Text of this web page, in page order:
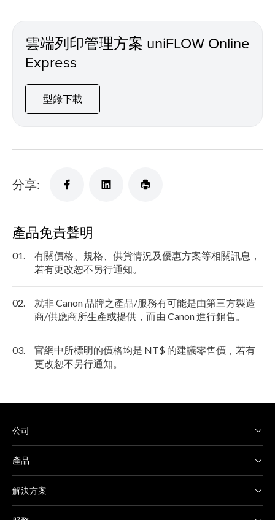
雲端列印管理方案 uniFLOW Online
Express
型錄下載
分享:
產品免責聲明
01.
有關價格、規格、供貨情況及優惠方案等相關訊息，
若有更改恕不另行通知。
02.
就非 Canon 品牌之產品/服務有可能是由第三方製造
商/供應商所生產或提供，而由 Canon 進行銷售。
03.
官網中所標明的價格均是 NT$ 的建議零售價，若有
更改恕不另行通知。
公司
產品
解決方案